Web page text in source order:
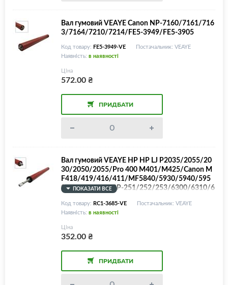
Вал гумовий VEAYE Canon NP-7160/7161/716
3/7164/7210/7214/FE5-3949/FE5-3905
Код товару: FE5-3949-VE
Постачальник: VEAYE
Наявність: в наявності
Ціна
572.00₴
ПРИДБАТИ
Вал гумовий VEAYE HP HP LJ P2035/2055/20
30/2050/2055/Pro 400 M401/M425/Canon M
F418/419/416/411/MF5840/5930/5940/595
0/5960/5980/LBP-251/252/253/6300/6310/6
650/6653/6654/6670/6680/iR1033/1133/LPR
-P2035/LPR-M401/RC1-3685
ПОКАЗАТИ ВСЕ
Код товару: RC1-3685-VE
Постачальник: VEAYE
Наявність: в наявності
Ціна
352.00₴
ПРИДБАТИ